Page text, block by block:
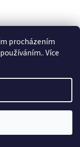
procházením
Více
práva vyhrazena.